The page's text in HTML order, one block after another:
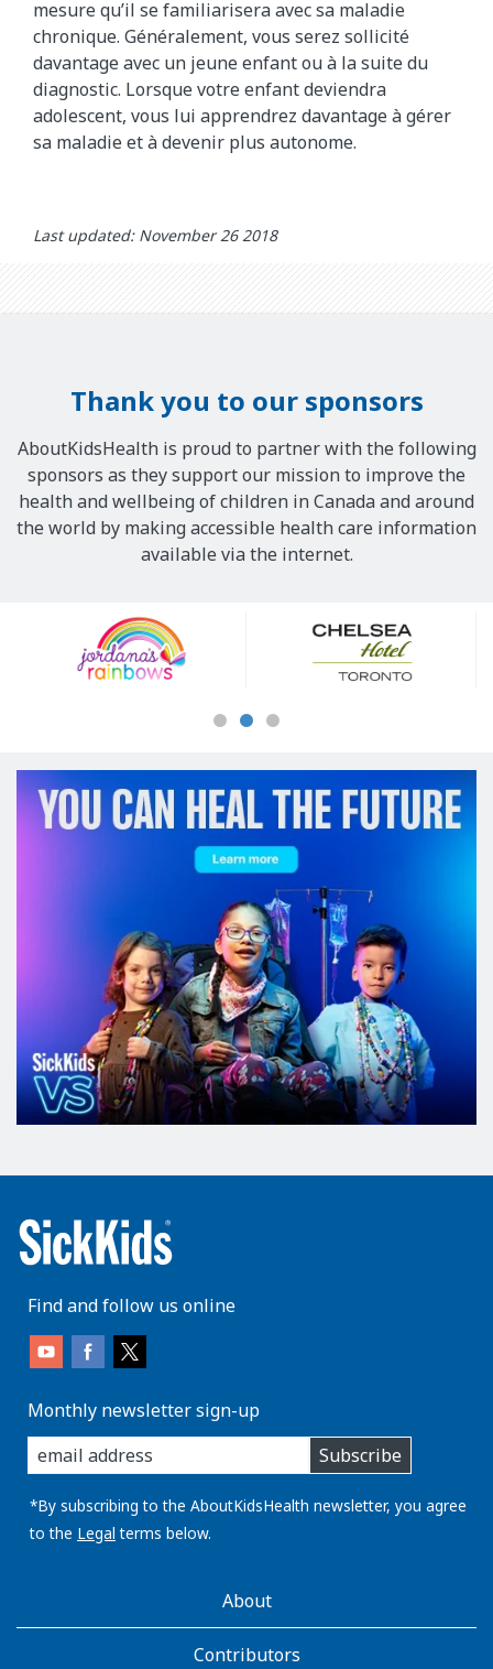
mesure qu’il se familiarisera avec sa maladie
chronique. Généralement, vous serez sollicité
davantage avec un jeune enfant ou à la suite du
diagnostic. Lorsque votre enfant deviendra
adolescent, vous lui apprendrez davantage à gérer
sa maladie et à devenir plus autonome.
Last updated: November 26 2018
Thank you to our sponsors
AboutKidsHealth is proud to partner with the following
sponsors as they support our mission to improve the
health and wellbeing of children in Canada and around
the world by making accessible health care information
available via the internet.
Sponsors
Find and follow us online
Monthly newsletter sign-up
enter
you
email
address:
Subscribe
*By subscribing to the AboutKidsHealth newsletter, you agree
to the Legal terms below.
AboutKidsHealthAbout
Contributors